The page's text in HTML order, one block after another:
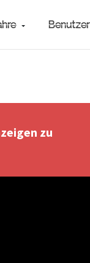
Benutzer
zu